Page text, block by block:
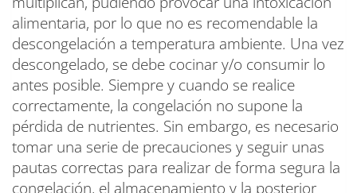
alimentaria, por lo que no es recomendable la
descongelación a temperatura ambiente. Una vez
descongelado, se debe cocinar y/o consumir lo
antes posible. Siempre y cuando se realice
correctamente, la congelación no supone la
pérdida de nutrientes. Sin embargo, es necesario
tomar una serie de precauciones y seguir unas
pautas correctas para realizar de forma segura la
congelación, el almacenamiento y la posterior